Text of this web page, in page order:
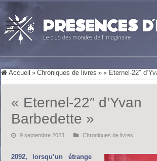
Accueil » Chroniques de livres » « Eternel-22″
« Eternel-22″ d’Yvan
Barbedette »
9 septembre 2023 Chroniques de livres
2092, lorsqu’un étrange